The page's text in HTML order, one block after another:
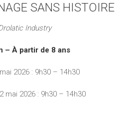
SANS HISTOIRE
Industry
– À partir de 8 ans
2026 : 9h30 – 14h30
mai 2026 : 9h30 – 14h30